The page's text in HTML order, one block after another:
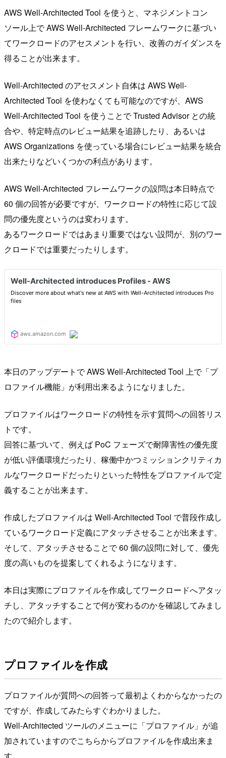
AWS Well-Architected Tool を使うと、マネジメントコン
ソール上で AWS Well-Architected フレームワークに基づい
てワークロードのアセスメントを行い、改善のガイダンスを
得ることが出来ます。
Well-Architected のアセスメント自体は AWS Well-
Architected Tool を使わなくても可能なのですが、AWS
Well-Architected Tool を使うことで Trusted Advisor との統
合や、特定時点のレビュー結果を追跡したり、あるいは
AWS Organizations を使っている場合にレビュー結果を統合
出来たりなどいくつかの利点があります。
AWS Well-Architected フレームワークの設問は本日時点で
60 個の回答が必要ですが、ワークロードの特性に応じて設
問の優先度というのは変わります。
あるワークロードではあまり重要ではない設問が、別のワー
クロードでは重要だったりします。
本日のアップデートで AWS Well-Architected Tool 上で「プ
ロファイル機能」が利用出来るようになりました。
プロファイルはワークロードの特性を示す質問への回答リス
トです。
回答に基づいて、例えば PoC フェーズで耐障害性の優先度
が低い評価環境だったり、稼働中かつミッションクリティカ
ルなワークロードだったりといった特性をプロファイルで定
義することが出来ます。
作成したプロファイルは Well-Architected Tool で普段作成し
ているワークロード定義にアタッチさせることが出来ます。
そして、アタッチさせることで 60 個の設問に対して、優先
度の高いものを提案してくれるようになります。
本日は実際にプロファイルを作成してワークロードへアタッ
チし、アタッチすることで何が変わるのかを確認してみまし
たので紹介します。
プロファイルを作成
プロファイルが質問への回答って最初よくわからなかったの
ですが、作成してみたらすぐわかりました。
Well-Architected ツールのメニューに「プロファイル」が追
加されていますのでこちらからプロファイルを作成出来ま